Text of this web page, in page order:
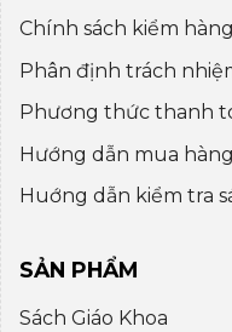
Chính sách kiểm
Phân định trách
Phương thức thanh
Hướng dẫn mua
Huớng dẫn kiểm tra
SẢN PHẨM
Sách Giáo Khoa